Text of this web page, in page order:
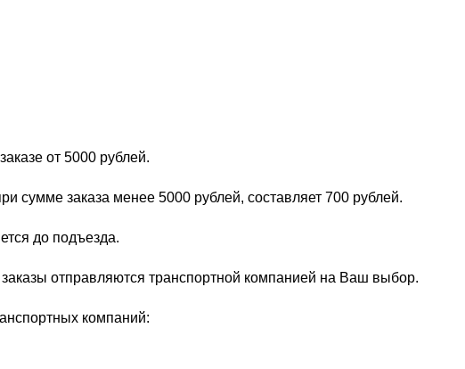
от 5000 рублей.
сумме заказа менее 5000 рублей, составляет 700 рублей.
до подъезда.
отправляются транспортной компанией на Ваш выбор.
компаний: